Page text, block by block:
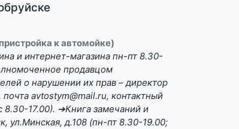
к автомойке)
и интернет-магазина пн-пт 8.30-
продавцом
о нарушении их прав – директор
avtostym@mail.ru, контактный
17.00). ➔Книга замечаний и
ул.Минская, д.108 (пн-пт 8.30-19.00;